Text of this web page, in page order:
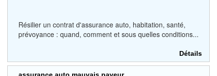
Résilier un contrat d'assurance auto, habitation, santé,
prévoyance : quand, comment et sous quelles conditions...
Détails